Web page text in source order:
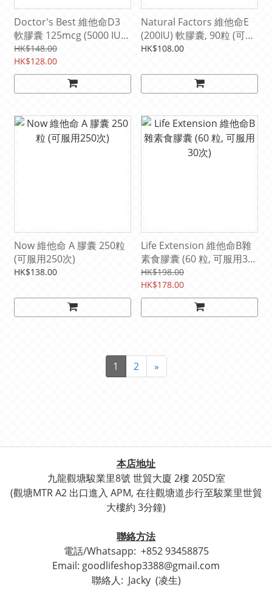
Doctor's Best 維他命D3
軟膠囊 125mcg (5000 IU)
,180粒
HK$148.00
HK$128.00
Natural Factors 維他命E
(200IU) 軟膠囊, 90粒 (可服
用90次)
HK$108.00
Now 維他命 A 膠囊 250粒
(可服用250次)
HK$138.00
Life Extension 維他命B雜
素食膠囊 (60 粒, 可服用30
次)
HK$198.00
HK$178.00
1 2 »
本店地址
九龍觀塘駿業里8號 世貿大廈 2樓 205D室
(觀塘MTR A2 出口進入 APM, 在往觀塘道步行至駿業里世貿
大樓約 3分鐘)
聯絡方法
電話/Whatsapp: +852 93458875
Email: goodlifeshop3388@gmail.com
聯絡人: Jacky (凌生)